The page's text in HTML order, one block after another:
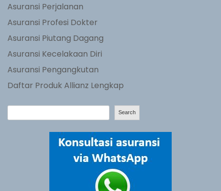
Asuransi Perjalanan
Asuransi Profesi Dokter
Asuransi Piutang Dagang
Asuransi Kecelakaan Diri
Asuransi Pengangkutan
Daftar Produk Allianz Lengkap
e
Search